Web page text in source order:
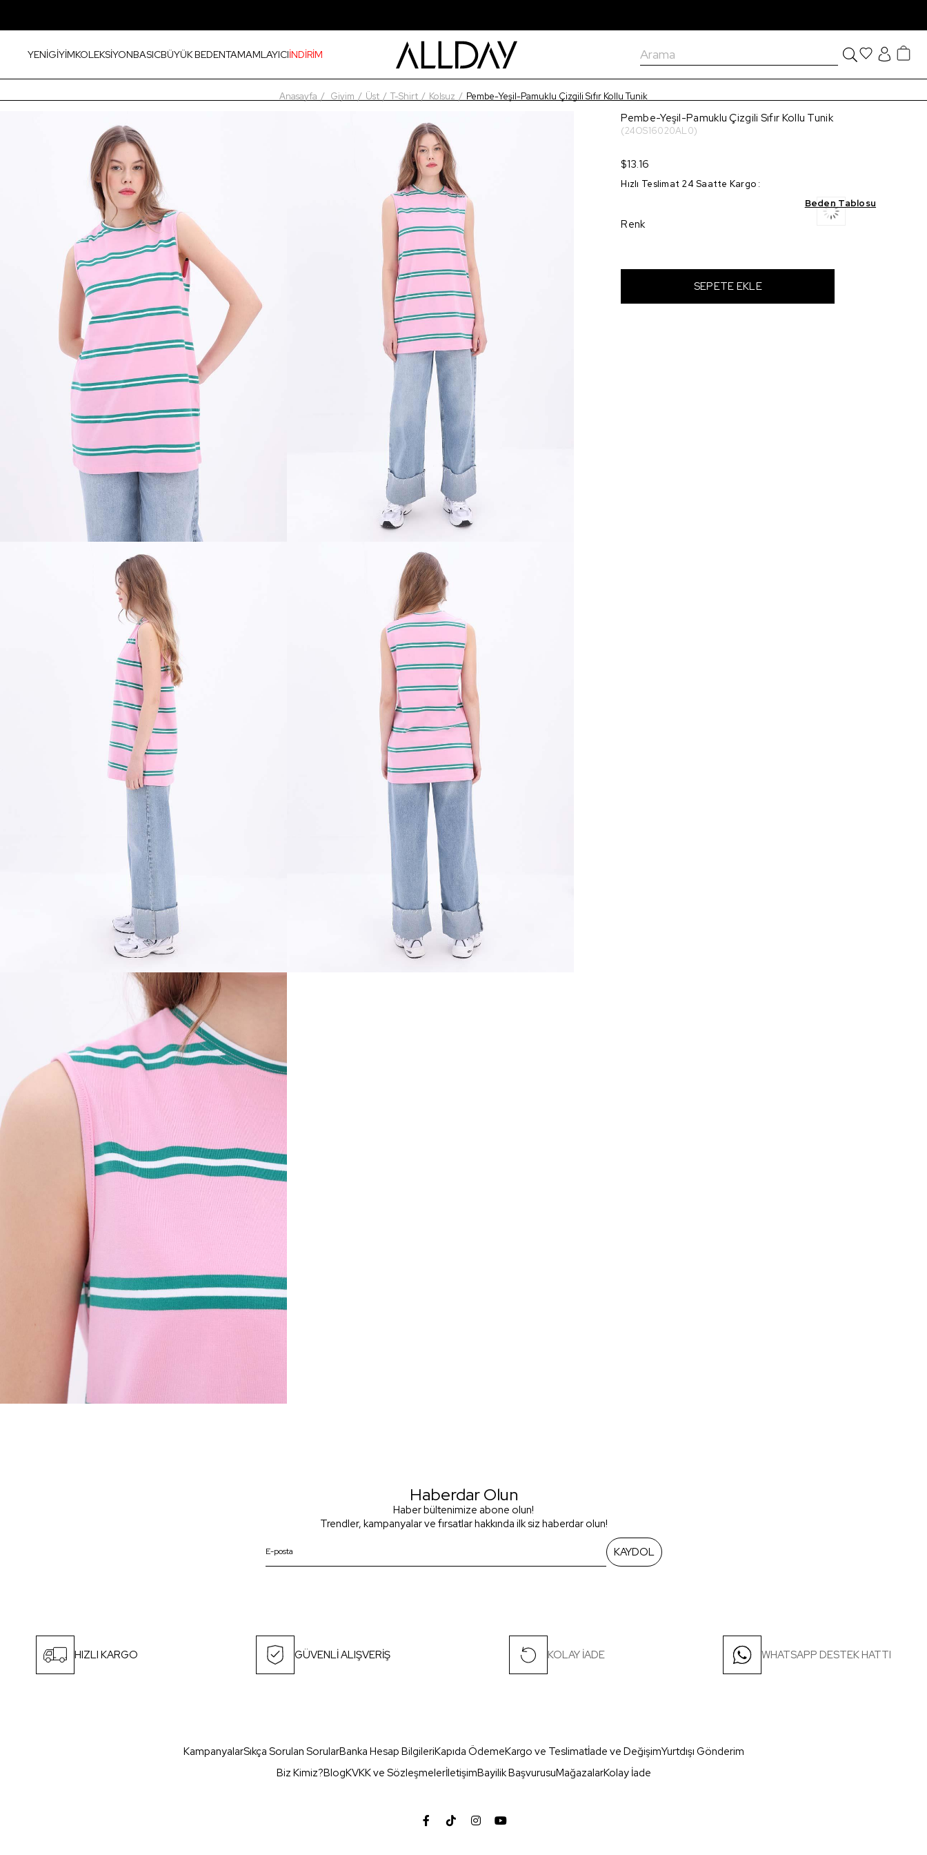
YENİGİYİMKOLEKSİYONBASICBÜYÜK BEDENTAMAMLAYICIİNDİRİM
Anasayfa Giyim Üst T-Shirt Kolsuz Pembe-Yeşil-Pamuklu Çizgili Sıfır Kollu Tunik
Pembe-Yeşil-Pamuklu Çizgili Sıfır Kollu Tunik
(24OS16020AL0)
$13.16
Hızlı Teslimat 24 Saatte Kargo :
Beden Tablosu
Renk
Haberdar Olun
Haber bültenimize abone olun!
Trendler, kampanyalar ve fırsatlar hakkında ilk siz haberdar olun!
KAYDOL
HIZLI KARGO GÜVENLİ ALIŞVERİŞ KOLAY İADE WHATSAPP DESTEK HATTI
KampanyalarSıkça Sorulan SorularBanka Hesap BilgileriKapıda ÖdemeKargo ve Teslimatİade ve DeğişimYurtdışı Gönderim
Biz Kimiz?BlogKVKK ve SözleşmelerİletişimBayilik BaşvurusuMağazalarKolay İade